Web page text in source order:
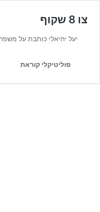
צו 8 שקוף
יעל יחיאלי כותבת על
פוליטיקלי קוראת